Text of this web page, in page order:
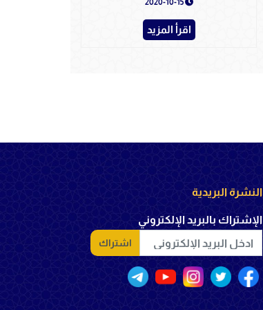
2020-10-15
اقرأ المزيد
النشرة البريدية
الإشتراك بالبريد الإلكتروني
اشتراك